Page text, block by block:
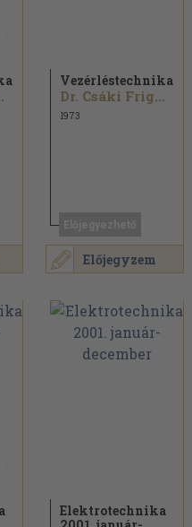
Előjegyzem
Vezérléstechnika
Dr. Csáki Frigyes...
1973
Elektrotechnika